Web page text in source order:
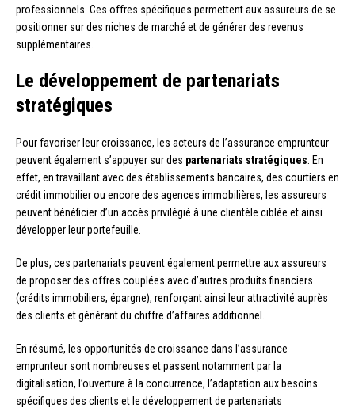
professionnels. Ces offres spécifiques permettent aux assureurs de se
positionner sur des niches de marché et de générer des revenus
supplémentaires.
Le développement de partenariats
stratégiques
Pour favoriser leur croissance, les acteurs de l’assurance emprunteur
peuvent également s’appuyer sur des partenariats stratégiques. En
effet, en travaillant avec des établissements bancaires, des courtiers en
crédit immobilier ou encore des agences immobilières, les assureurs
peuvent bénéficier d’un accès privilégié à une clientèle ciblée et ainsi
développer leur portefeuille.
De plus, ces partenariats peuvent également permettre aux assureurs
de proposer des offres couplées avec d’autres produits financiers
(crédits immobiliers, épargne), renforçant ainsi leur attractivité auprès
des clients et générant du chiffre d’affaires additionnel.
En résumé, les opportunités de croissance dans l’assurance
emprunteur sont nombreuses et passent notamment par la
digitalisation, l’ouverture à la concurrence, l’adaptation aux besoins
spécifiques des clients et le développement de partenariats